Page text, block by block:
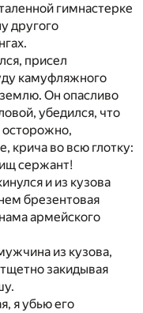
гимнастерке
другого
присел
камуфляжного
Он опасливо
убедился, что
осторожно,
крича во всю глотку:
сержант!
и из кузова
брезентовая
армейского
из кузова,
закидывая
я убью его